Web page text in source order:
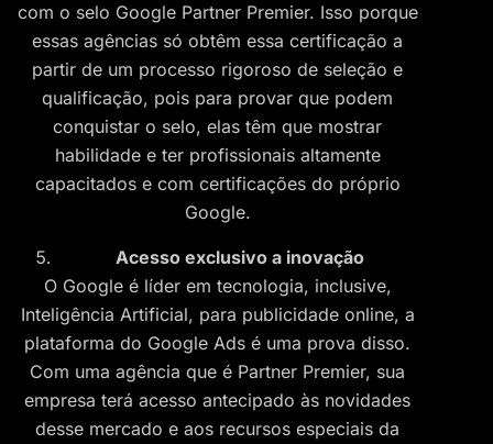
com o selo Google Partner Premier. Isso porque
essas agências só obtêm essa certificação a
partir de um processo rigoroso de seleção e
qualificação, pois para provar que podem
conquistar o selo, elas têm que mostrar
habilidade e ter profissionais altamente
capacitados e com certificações do próprio
Google.
Acesso exclusivo a inovação
O Google é líder em tecnologia, inclusive,
Inteligência Artificial, para publicidade online, a
plataforma do Google Ads é uma prova disso.
Com uma agência que é Partner Premier, sua
empresa terá acesso antecipado às novidades
desse mercado e aos recursos especiais da